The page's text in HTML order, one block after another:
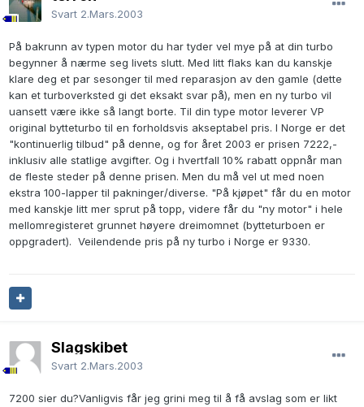
Svart 2.Mars.2003
På bakrunn av typen motor du har tyder vel mye på at din turbo
begynner å nærme seg livets slutt. Med litt flaks kan du kanskje
klare deg et par sesonger til med reparasjon av den gamle (dette
kan et turboverksted gi det eksakt svar på), men en ny turbo vil
uansett være ikke så langt borte. Til din type motor leverer VP
original bytteturbo til en forholdsvis akseptabel pris. I Norge er det
"kontinuerlig tilbud" på denne, og for året 2003 er prisen 7222,-
inklusiv alle statlige avgifter. Og i hvertfall 10% rabatt oppnår man
de fleste steder på denne prisen. Men du må vel ut med noen
ekstra 100-lapper til pakninger/diverse. "På kjøpet" får du en motor
med kanskje litt mer sprut på topp, videre får du "ny motor" i hele
mellomregisteret grunnet høyere dreimomnet (bytteturboen er
oppgradert). Veilendende pris på ny turbo i Norge er 9330.
Slagskibet
Svart 2.Mars.2003
7200 sier du?Vanligvis får jeg grini meg til å få avslag som er likt